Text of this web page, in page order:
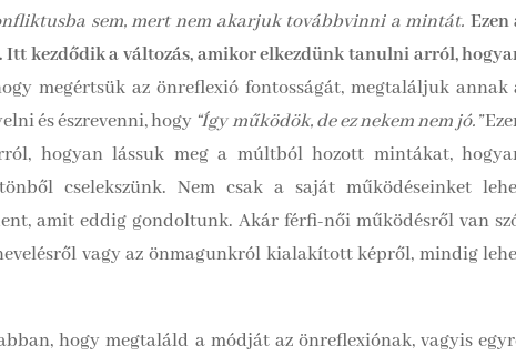
sem, mert nem akarjuk továbbvinni a mintát. Ezen
Itt kezdődik a változás, amikor elkezdünk tanulni arról,
megértsük az önreflexió fontosságát, megtaláljuk annak
és észrevenni, hogy “Így működök, de ez nekem nem jó.”
hogyan lássuk meg a múltból hozott mintákat,
cselekszünk. Nem csak a saját működéseinket
amit eddig gondoltunk. Akár férfi-női működésről van
vagy az önmagunkról kialakított képről, mindig
hogy megtaláld a módját az önreflexiónak, vagyis